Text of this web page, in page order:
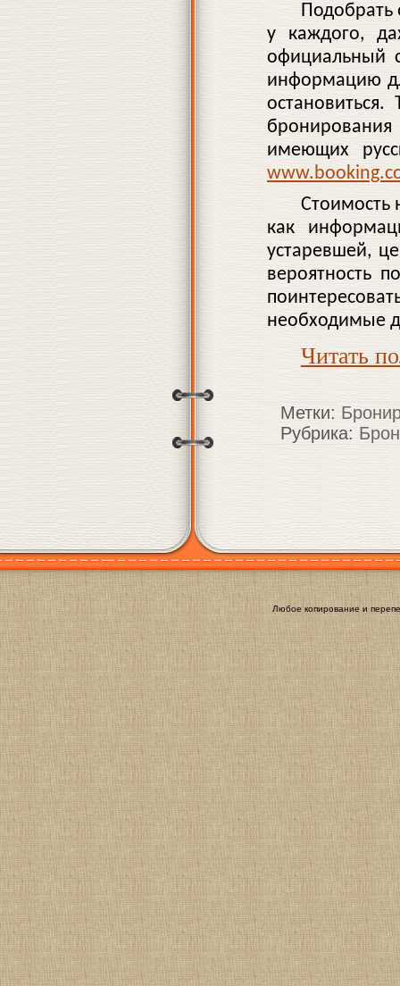
у каждого,
официальный
информацию
имеющих
Стоимость
как
устаревшей,
вероятность
необходимые
Читать
Метки:
Рубрика:
Любое копирование и